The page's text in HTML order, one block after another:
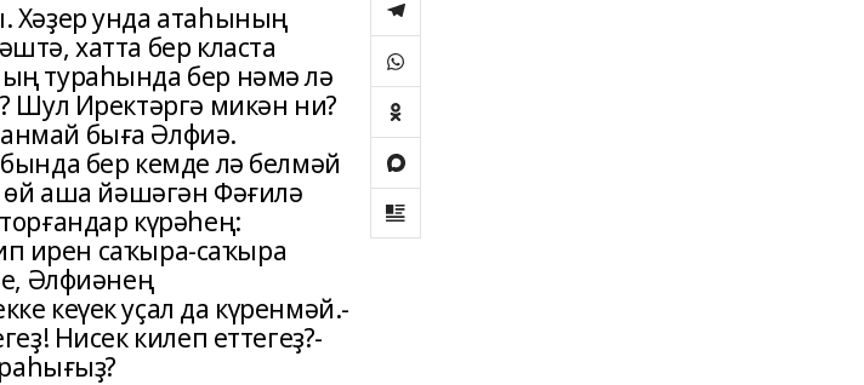
Хәҙер унда атаһының
хатта бер класта
тураһында бер нәмә лә
Шул Иректәргә микән ни?
быға Әлфиә.
бер кемде лә белмәй
аша йәшәгән Фәғилә
күрәһең:
ирен саҡыра-саҡыра
Әлфиәнең
кеүек уҫал да күренмәй.-
Нисек килеп еттегеҙ?-